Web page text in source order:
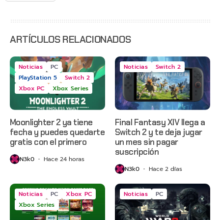
ARTÍCULOS RELACIONADOS
Noticias
PC
PlayStation 5
Switch 2
Xbox PC
Xbox Series
Moonlighter 2 ya tiene
fecha y puedes quedarte
gratis con el primero
N3k0 Hace 24 horas
Noticias Switch 2
Final Fantasy XIV llega a
Switch 2 y te deja jugar
un mes sin pagar
suscripción
N3k0 Hace 2 días
Noticias PC
Xbox PC
Xbox Series
Noticias PC